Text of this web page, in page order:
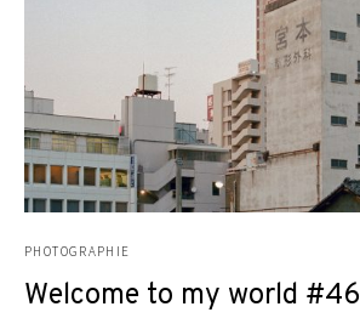
PHOTOGRAPHIE
Welcome to my world #46